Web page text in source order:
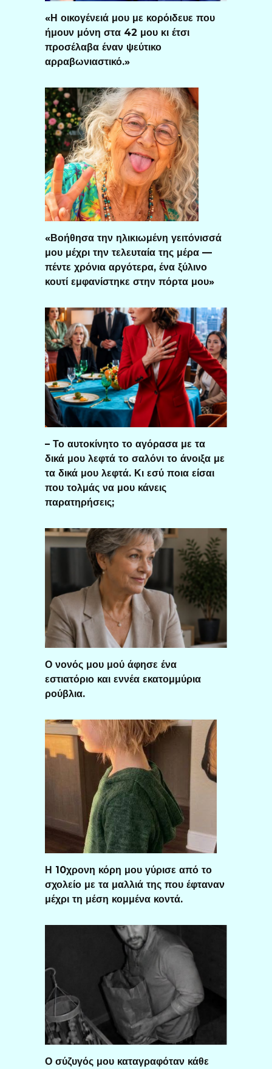
«Η οικογένειά μου με κορόιδευε που
ήμουν μόνη στα 42 μου κι έτσι
προσέλαβα έναν ψεύτικο
αρραβωνιαστικό.»
«Βοήθησα την ηλικιωμένη γειτόνισσά
μου μέχρι την τελευταία της μέρα —
πέντε χρόνια αργότερα, ένα ξύλινο
κουτί εμφανίστηκε στην πόρτα μου»
– Το αυτοκίνητο το αγόρασα με τα
δικά μου λεφτά το σαλόνι το άνοιξα με
τα δικά μου λεφτά. Κι εσύ ποια είσαι
που τολμάς να μου κάνεις
παρατηρήσεις;
Ο νονός μου μού άφησε ένα
εστιατόριο και εννέα εκατομμύρια
ρούβλια.
Η 10χρονη κόρη μου γύρισε από το
σχολείο με τα μαλλιά της που έφταναν
μέχρι τη μέση κομμένα κοντά.
Ο σύζυγός μου καταγραφόταν κάθε